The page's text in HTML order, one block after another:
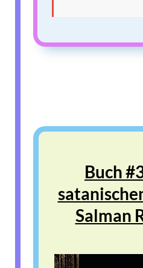
Buch
Salman